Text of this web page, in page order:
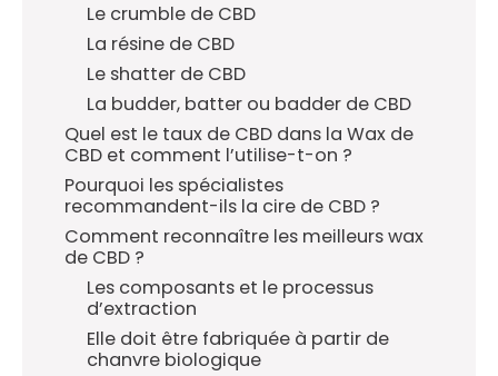
Le crumble de CBD
La résine de CBD
Le shatter de CBD
La budder, batter ou badder de CBD
Quel est le taux de CBD dans la Wax de
CBD et comment l’utilise-t-on ?
Pourquoi les spécialistes
recommandent-ils la cire de CBD ?
Comment reconnaître les meilleurs wax
de CBD ?
Les composants et le processus
d’extraction
Elle doit être fabriquée à partir de
chanvre biologique